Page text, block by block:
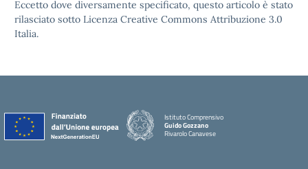
Eccetto dove diversamente specificato, questo articolo è stato
rilasciato sotto Licenza Creative Commons Attribuzione 3.0
Italia.
Istituto Comprensivo
Guido Gozzano
Rivarolo Canavese